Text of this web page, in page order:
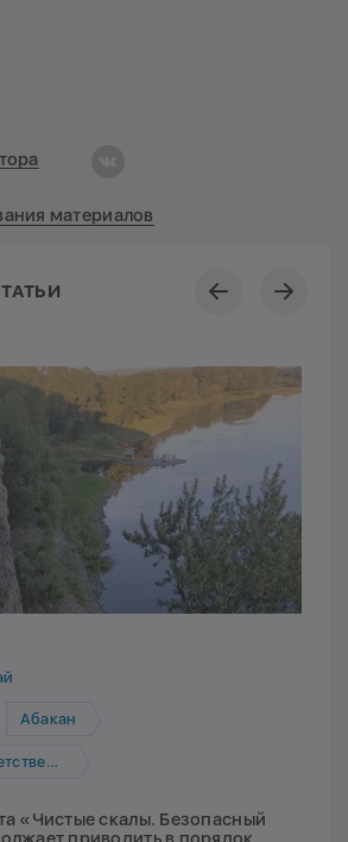
Абакан
«Чистые скалы. Безопасный
материалов